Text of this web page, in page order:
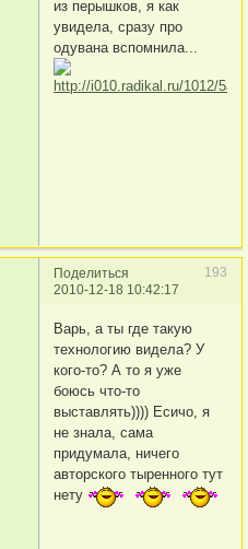
из перышков, я как
увидела, сразу про
одувана вспомнила...
Поделиться
193
2010-12-18 10:42:17
Варь, а ты где такую
технологию видела? У
кого-то? А то я уже
боюсь что-то
выставлять)))) Есичо, я
не знала, сама
придумала, ничего
авторского тыренного тут
нету